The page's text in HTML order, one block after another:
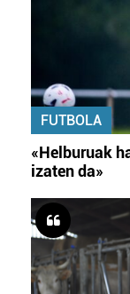
FUTBOLA
«Helburuak
izaten da»